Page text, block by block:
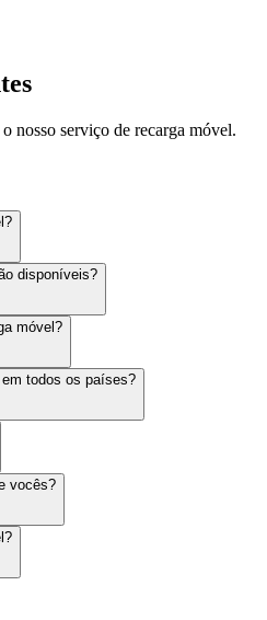
nosso serviço de recarga móvel.
disponíveis?
móvel?
todos os países?
vocês?